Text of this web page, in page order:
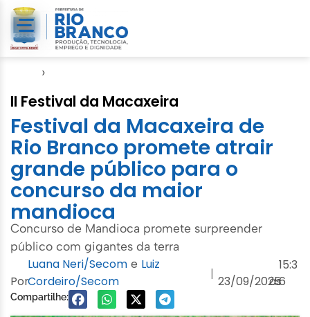
›
II Festival da Macaxeira
Festival da Macaxeira de
Rio Branco promete atrair
grande público para o
concurso da maior
mandioca
Concurso de Mandioca promete surpreender
público com gigantes da terra
Por
Luana Neri/Secom e Luiz
Cordeiro/Secom
|
23/09/2025
às
15:3
6
Compartilhe: